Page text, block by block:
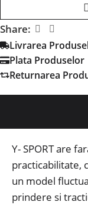
Share:
Livrarea
Plata Produselor
Returnarea
Y- SPORT are
practicabilitate,
un model
prindere si